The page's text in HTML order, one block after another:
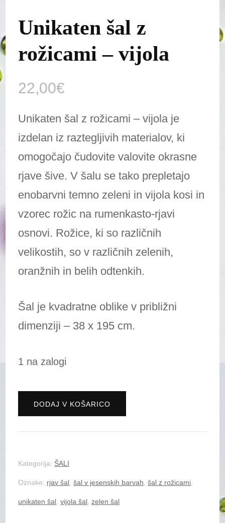
Unikaten šal z
rožicami – vijola
22,00€
Unikaten šal z rožicami – vijola je
izdelan iz raztegljivih materialov, ki
omogočajo čudovite valovite okrasne
rjave šive. V šalu se tako prepletajo
enobarvni temno zeleni in vijola kosi in
vzorec rožic na rumenkasto-rjavi
osnovi. Rožice, ki so različnih
velikostih, so v različnih zelenih,
oranžnih in belih odtenkih.
Šal je kvadratne oblike v približni
dimenziji – 38 x 195 cm.
1 na zalogi
šal
z
DODAJ V KOŠARICO
Kategorija: ŠALI
Oznake: rjav šal,šal v jesenskih barvah,šal z rožicami,
unikaten šal,vijola šal,zelen šal